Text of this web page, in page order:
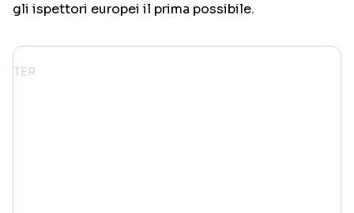
gli ispettori europei il prima possibile.